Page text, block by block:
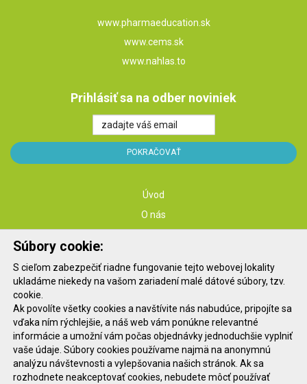
www.pharmaeducation.sk
www.cems.sk
www.nahlas.to
Prihlásiť sa na odber noviniek
Úvod
O nás
Konferencie
Blog
Etický kódex spoločnosti
Ochrana osobných údajov
Súbory cookie:
S cieľom zabezpečiť riadne fungovanie tejto webovej lokality
ukladáme niekedy na vašom zariadení malé dátové súbory, tzv.
cookie.
Ak povolíte všetky cookies a navštívite nás nabudúce, pripojíte sa
vďaka ním rýchlejšie, a náš web vám ponúkne relevantné
informácie a umožní vám počas objednávky jednoduchšie vyplniť
vaše údaje. Súbory cookies používame najmä na anonymnú
analýzu návštevnosti a vylepšovania našich stránok. Ak sa
rozhodnete neakceptovať cookies, nebudete môcť používať